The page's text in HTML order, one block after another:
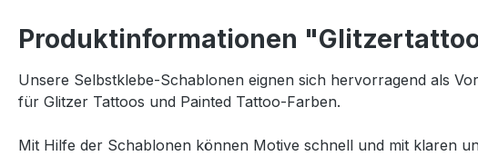
Produktinformationen
Unsere Selbstklebe-Schablonen eignen sich hervorragend als
für Glitzer Tattoos und Painted Tattoo-Farben.
Mit Hilfe der Schablonen können Motive schnell und mit klaren